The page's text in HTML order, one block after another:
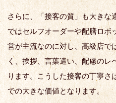
さらに、「接客の質」も大きな
ではセルフオーダーや配膳ロボ
営が主流なのに対し、高級店で
く、挨拶、言葉遣い、配慮のレ
ります。こうした接客の丁寧さ
での大きな価値となります。